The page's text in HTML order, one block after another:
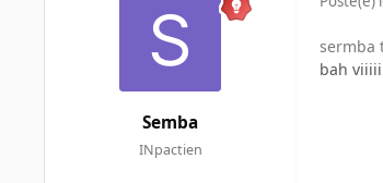
Semba
INpactien
sermba
bah